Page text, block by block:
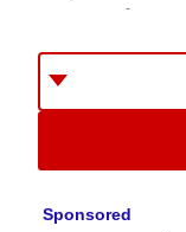
רק
ביותר
פנים, מישהו
של מבנה